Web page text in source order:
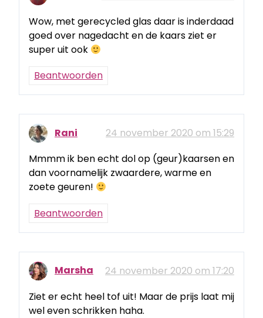
Wow, met gerecycled glas daar is inderdaad
goed over nagedacht en de kaars ziet er
super uit ook
Beantwoorden
Rani
24 november 2020 om 15:29
Mmmm ik ben echt dol op (geur)kaarsen en
dan voornamelijk zwaardere, warme en
zoete geuren!
Beantwoorden
Marsha
24 november 2020 om 17:20
Ziet er echt heel tof uit! Maar de prijs laat mij
wel even schrikken haha.